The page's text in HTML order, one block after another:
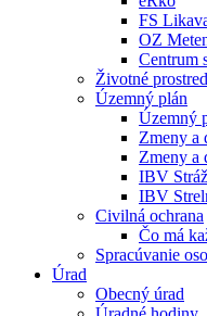
FS
OZ
Centrum
Životné
Územný plán
Územný
Zmeny a
Zmeny a
IBV
IBV
Civilná ochrana
Čo má
Spracúvanie
Úrad
Obecný úrad